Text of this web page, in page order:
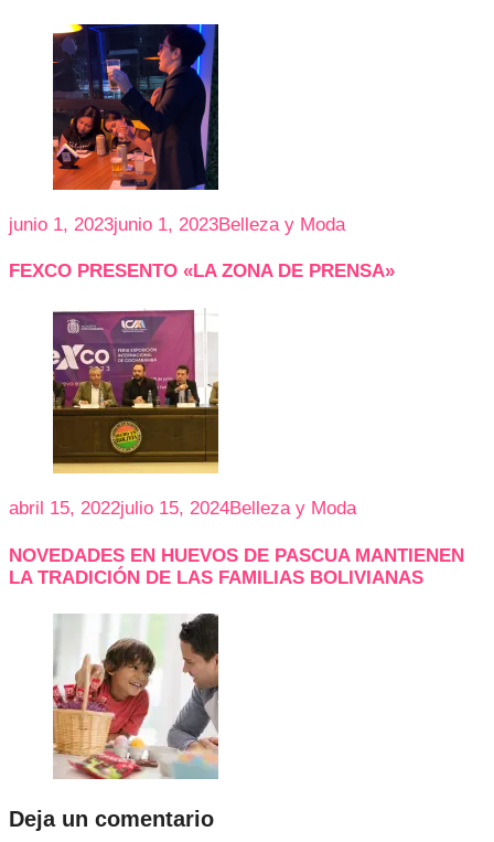
junio 1, 2023junio 1, 2023Belleza y Moda
FEXCO PRESENTO «LA ZONA DE PRENSA»
abril 15, 2022julio 15, 2024Belleza y Moda
NOVEDADES EN HUEVOS DE PASCUA MANTIENEN
LA TRADICIÓN DE LAS FAMILIAS BOLIVIANAS
Deja un comentario